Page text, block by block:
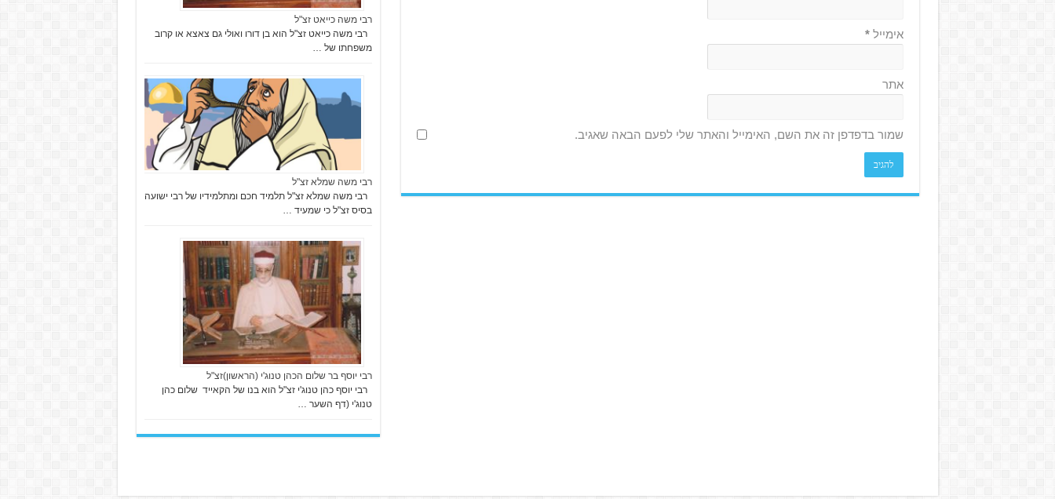
אימייל*
אתר
שמור בדפדפן זה את השם, האימייל והאתר שלי לפעם הבאה שאגיב.
רבי משה כייאט זצ"ל
רבי משה כייאט זצ"ל הוא בן דורו ואולי גם צאצא או קרוב
משפחתו של …
רבי משה שמלא זצ"ל
רבי משה שמלא זצ"ל תלמיד חכם ומתלמידיו של רבי ישועה
בסיס זצ"ל כי שמעיד …
רבי יוסף בר שלום הכהן טנוג'י (הראשון)זצ"ל
רבי יוסף כהן טנוג'י זצ"ל הוא בנו של הקאייד שלום כהן
טנוג'י (דף השער …